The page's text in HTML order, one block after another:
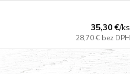
35,30 €/ks
28,70 € bez DPH